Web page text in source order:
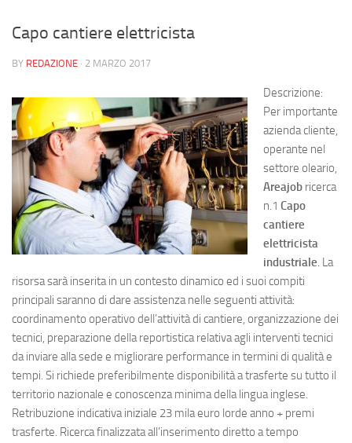
Capo cantiere elettricista
BY REDAZIONE · 2 MARZO 2017
Descrizione:
Per importante
azienda cliente,
operante nel
settore oleario,
Areajob ricerca
n.1 Capo
cantiere
elettricista
industriale. La
risorsa sarà inserita in un contesto dinamico ed i suoi compiti
principali saranno di dare assistenza nelle seguenti attività:
coordinamento operativo dell’attività di cantiere, organizzazione dei
tecnici, preparazione della reportistica relativa agli interventi tecnici
da inviare alla sede e migliorare performance in termini di qualità e
tempi. Si richiede preferibilmente disponibilità a trasferte su tutto il
territorio nazionale e conoscenza minima della lingua inglese.
Retribuzione indicativa iniziale 23 mila euro lorde anno + premi
trasferte. Ricerca finalizzata all’inserimento diretto a tempo